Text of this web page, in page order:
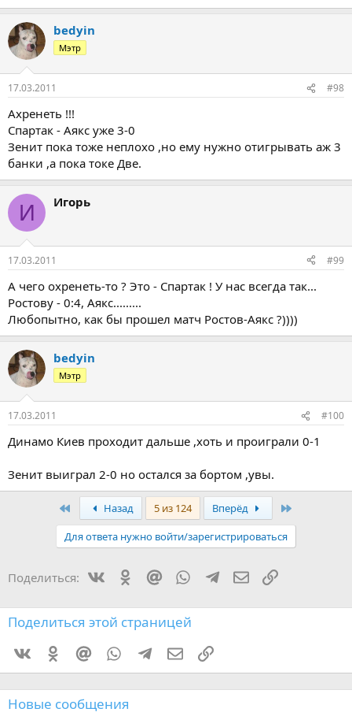
bedyin
Мэтр
17.03.2011 #98
Ахренеть !!!
Спартак - Аякс уже 3-0
Зенит пока тоже неплохо ,но ему нужно отигрывать аж 3
банки ,а пока токе Две.
И Игорь
17.03.2011 #99
А чего охренеть-то ? Это - Спартак ! У нас всегда так...
Ростову - 0:4, Аякс.........
Любопытно, как бы прошел матч Ростов-Аякс ?))))
bedyin
Мэтр
17.03.2011 #100
Динамо Киев проходит дальше ,хоть и проиграли 0-1
Зенит выиграл 2-0 но остался за бортом ,увы.
ПервыйНазад 5 из 124 Вперёд
Для ответа нужно войти/зарегистрироваться
Поделиться: VkontakteOdnoklassniki
Mail.ruWhatsAppTelegram
Электронная
Ссылка
Поделиться этой страницей
VkontakteOdnoklassniki
Mail.ruWhatsAppTelegramЭлектронная почта
Ссылка
Новые сообщения